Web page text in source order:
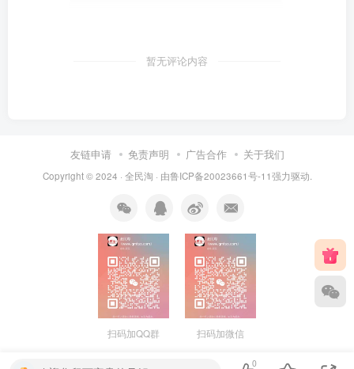
暂无评论内容
友链申请 免责声明 广告合作 关于我们
Copyright © 2024 · 全民淘 · 由鲁ICP备20023661号-11强力驱动.
扫码加QQ群 扫码加微信
0